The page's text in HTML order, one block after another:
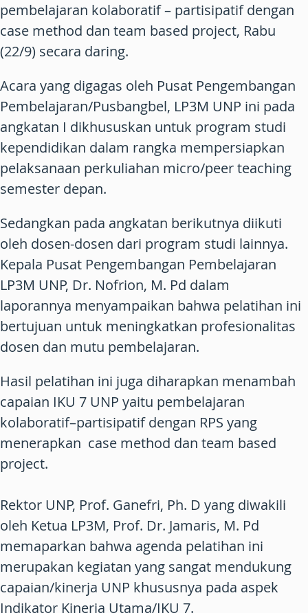
pembelajaran kolaboratif – partisipatif dengan
case method dan team based project, Rabu
(22/9) secara daring.
Acara yang digagas oleh Pusat Pengembangan
Pembelajaran/Pusbangbel, LP3M UNP ini pada
angkatan I dikhususkan untuk program studi
kependidikan dalam rangka mempersiapkan
pelaksanaan perkuliahan micro/peer teaching
semester depan.
Sedangkan pada angkatan berikutnya diikuti
oleh dosen-dosen dari program studi lainnya.
Kepala Pusat Pengembangan Pembelajaran
LP3M UNP, Dr. Nofrion, M. Pd dalam
laporannya menyampaikan bahwa pelatihan ini
bertujuan untuk meningkatkan profesionalitas
dosen dan mutu pembelajaran.
Hasil pelatihan ini juga diharapkan menambah
capaian IKU 7 UNP yaitu pembelajaran
kolaboratif–partisipatif dengan RPS yang
menerapkan case method dan team based
project.
Rektor UNP, Prof. Ganefri, Ph. D yang diwakili
oleh Ketua LP3M, Prof. Dr. Jamaris, M. Pd
memaparkan bahwa agenda pelatihan ini
merupakan kegiatan yang sangat mendukung
capaian/kinerja UNP khususnya pada aspek
Indikator Kinerja Utama/IKU 7.